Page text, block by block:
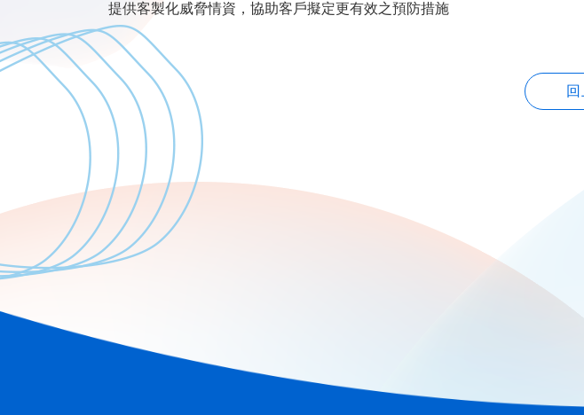
提供客製化威脅情資，協助客戶擬定更有效之預防措施